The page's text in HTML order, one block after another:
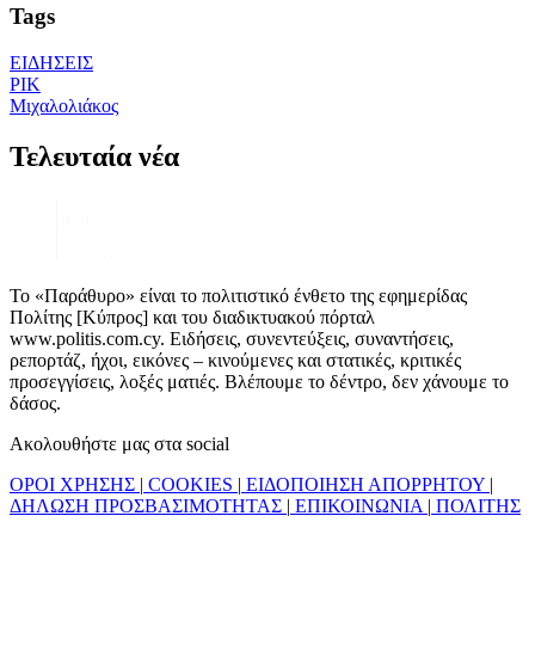
Tags
ΕΙΔΗΣΕΙΣ
ΡΙΚ
Μιχαλολιάκος
Τελευταία νέα
Το «Παράθυρο» είναι το πολιτιστικό ένθετο της εφημερίδας
Πολίτης [Κύπρος] και του διαδικτυακού πόρταλ
www.politis.com.cy. Ειδήσεις, συνεντεύξεις, συναντήσεις,
ρεπορτάζ, ήχοι, εικόνες – κινούμενες και στατικές, κριτικές
προσεγγίσεις, λοξές ματιές. Βλέπουμε το δέντρο, δεν χάνουμε το
δάσος.
Ακολουθήστε μας στα social
ΟΡΟΙ ΧΡΗΣΗΣ | COOKIES | ΕΙΔΟΠΟΙΗΣΗ ΑΠΟΡΡΗΤΟΥ |
ΔΗΛΩΣΗ ΠΡΟΣΒΑΣΙΜΟΤΗΤΑΣ | ΕΠΙΚΟΙΝΩΝΙΑ | ΠΟΛΙΤΗΣ